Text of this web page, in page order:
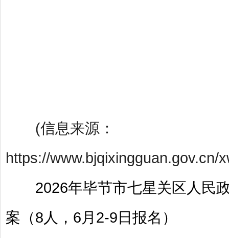
(信息来源：
https://www.bjqixingguan.gov.cn/
2026年毕节市七星关区人民
案（8人，6月2-9日报名）